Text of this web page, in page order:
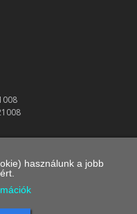
Koalíció
használunk a jobb